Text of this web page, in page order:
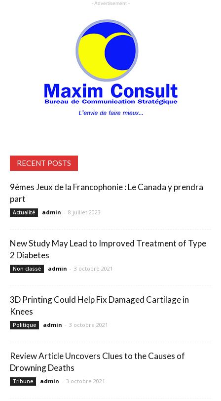
- Advertisement -
RECENT POSTS
9èmes Jeux de la Francophonie : Le Canada y prendra
part
Actualité admin - 8 juillet 2023
New Study May Lead to Improved Treatment of Type
2 Diabetes
Non classé admin - 3 octobre 2021
3D Printing Could Help Fix Damaged Cartilage in
Knees
Politique admin - 3 octobre 2021
Review Article Uncovers Clues to the Causes of
Drowning Deaths
Tribune admin - 3 octobre 2021